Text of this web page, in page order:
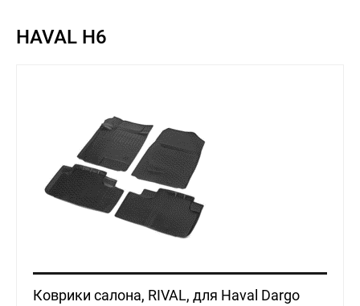
HAVAL H6
Коврики салона, RIVAL, для Haval Dargo